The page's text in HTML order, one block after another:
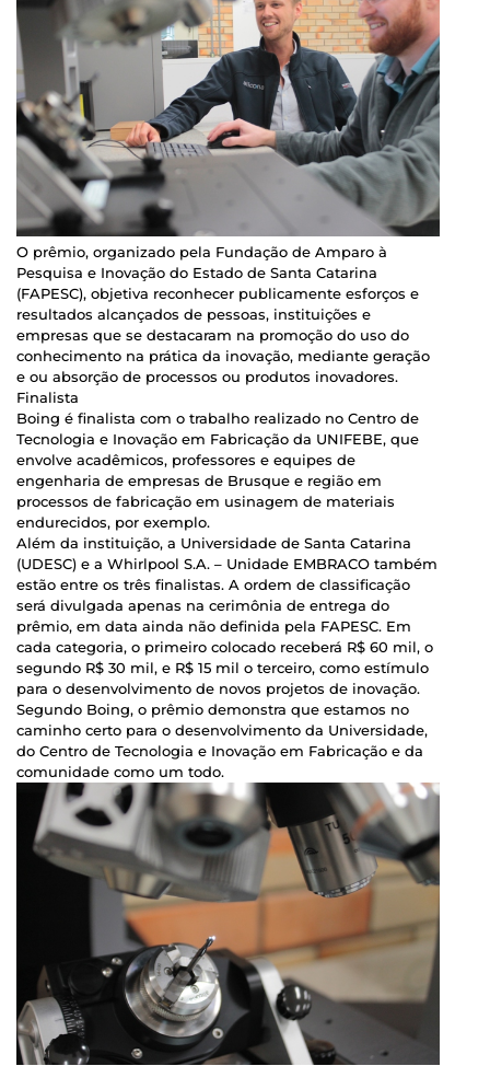
O prêmio, organizado pela Fundação de Amparo à
Pesquisa e Inovação do Estado de Santa Catarina
(FAPESC), objetiva reconhecer publicamente esforços e
resultados alcançados de pessoas, instituições e
empresas que se destacaram na promoção do uso do
conhecimento na prática da inovação, mediante geração
e ou absorção de processos ou produtos inovadores.
Finalista
Boing é finalista com o trabalho realizado no Centro de
Tecnologia e Inovação em Fabricação da UNIFEBE, que
envolve acadêmicos, professores e equipes de
engenharia de empresas de Brusque e região em
processos de fabricação em usinagem de materiais
endurecidos, por exemplo.
Além da instituição, a Universidade de Santa Catarina
(UDESC) e a Whirlpool S.A. – Unidade EMBRACO também
estão entre os três finalistas. A ordem de classificação
será divulgada apenas na cerimônia de entrega do
prêmio, em data ainda não definida pela FAPESC. Em
cada categoria, o primeiro colocado receberá R$ 60 mil, o
segundo R$ 30 mil, e R$ 15 mil o terceiro, como estímulo
para o desenvolvimento de novos projetos de inovação.
Segundo Boing, o prêmio demonstra que estamos no
caminho certo para o desenvolvimento da Universidade,
do Centro de Tecnologia e Inovação em Fabricação e da
comunidade como um todo.